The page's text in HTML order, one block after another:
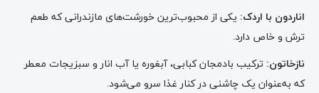
اناردون با اردک: یکی از محبوب‌ترین خورشت‌های مازندرانی که طعم
ترش و خاص دارد.
نازخاتون: ترکیب بادمجان کبابی، آبغوره یا آب انار و سبزیجات معطر
که به‌عنوان یک چاشنی در کنار غذا سرو می‌شود.